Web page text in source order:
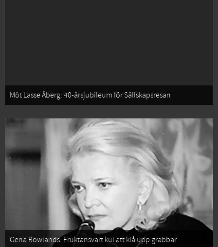
Möt Lasse Åberg: 40-årsjubileum för Sällskapsresan
Gena Rowlands: Fruktansvärt kul att klå upp grabbar